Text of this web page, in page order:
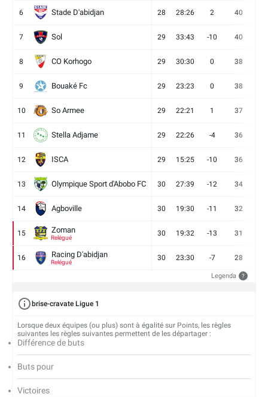
6 Stade D'abidjan 28 28:26 2 40
7 Sol 29 33:43 -10 40
8 CO Korhogo 29 30:30 0 38
9 Bouaké Fc 29 23:23 0 38
10 So Armee 29 22:21 1 37
11 Stella Adjame 29 22:26 -4 36
12 ISCA 29 15:25 -10 36
13 Olympique Sport d'Abobo FC 30 27:39 -12 34
14 Agboville 30 19:30 -11 32
15 Zoman
Relégué
30 19:32 -13 31
16 Racing D'abidjan
Relégué
30 23:30 -7 28
Legenda ?
brise-cravate Ligue 1
Lorsque deux équipes (ou plus) sont à égalité sur Points, les règles
suivantes les règles suivantes permettent de les départager :
Différence de buts
Buts pour
Victoires